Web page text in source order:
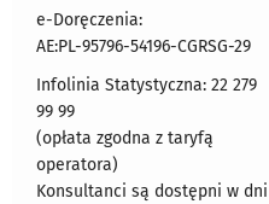
e-Doręczenia:
AE:PL-95796-54196-CGRSG-29
Infolinia Statystyczna: 22 279
99 99
(opłata zgodna z taryfą
operatora)
Konsultanci są dostępni w dni